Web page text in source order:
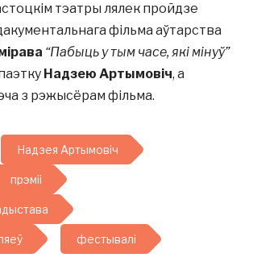
тэатры лялек пройдзе
фільма аўтарства
“Пабыць у тым часе, які мінуў”
Надзею Артымовіч, а
з рэжысёрам фільма.
Надзея Артымовіч
прэміі
фестывалі